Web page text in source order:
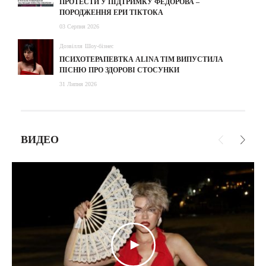
ПРОТЕСТИ У ПІДТРИМКУ ФЕДОРОВА –
ПОРОДЖЕННЯ ЕРИ ТІКТОКА
03 Серпня 2026
Дозвілля Шоу-бізнес
ПСИХОТЕРАПЕВТКА ALINA TIM ВИПУСТИЛА
ПІСНЮ ПРО ЗДОРОВІ СТОСУНКИ
31 Липня 2026
ВИДЕО